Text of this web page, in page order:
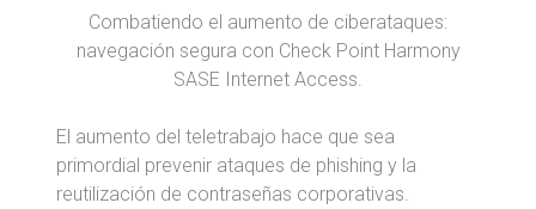
Combatiendo el aumento de ciberataques:
navegación segura con Check Point Harmony
SASE Internet Access.
El aumento del teletrabajo hace que sea
primordial prevenir ataques de phishing y la
reutilización de contraseñas corporativas.